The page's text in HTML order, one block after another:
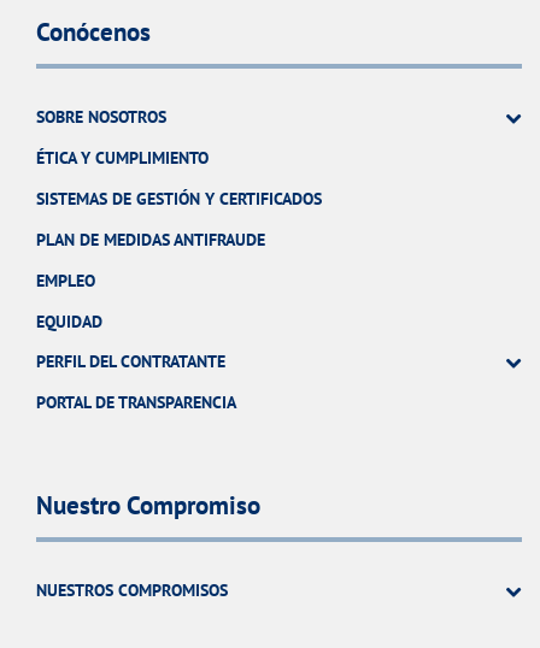
Conócenos
SOBRE NOSOTROS
ÉTICA Y CUMPLIMIENTO
SISTEMAS DE GESTIÓN Y CERTIFICADOS
PLAN DE MEDIDAS ANTIFRAUDE
EMPLEO
EQUIDAD
PERFIL DEL CONTRATANTE
PORTAL DE TRANSPARENCIA
Nuestro Compromiso
NUESTROS COMPROMISOS